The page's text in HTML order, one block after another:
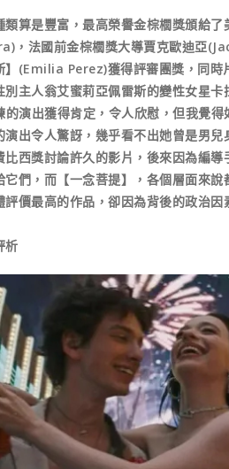
類算是豐富，最高榮譽金棕櫚獎頒給
，法國前金棕櫚獎大導賈克歐迪亞
】(Emilia Perez)獲得評審團獎，同
別主人翁艾蜜莉亞佩雷斯的變性女星
演出獲得肯定，令人欣慰，但我覺
演出令人驚訝，幾乎看不出她曾是男
比西獎討論許久的影片，後來因為編
它們，而【一念菩提】，各個層面來
價最高的作品，卻因為背後的政治因
析